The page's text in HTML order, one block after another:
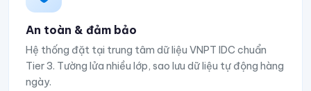
An toàn & đảm bảo
Hệ thống đặt tại trung tâm dữ liệu VNPT IDC chuẩn
Tier 3. Tường lửa nhiều lớp, sao lưu dữ liệu tự động hàng
ngày.